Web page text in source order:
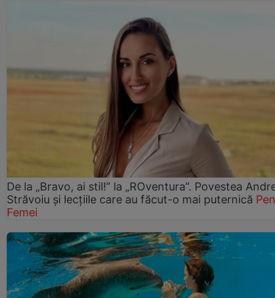
De la „Bravo, ai stil!” la „ROventura”. Povestea
Străvoiu și lecțiile care au făcut-o mai puternică
Femei